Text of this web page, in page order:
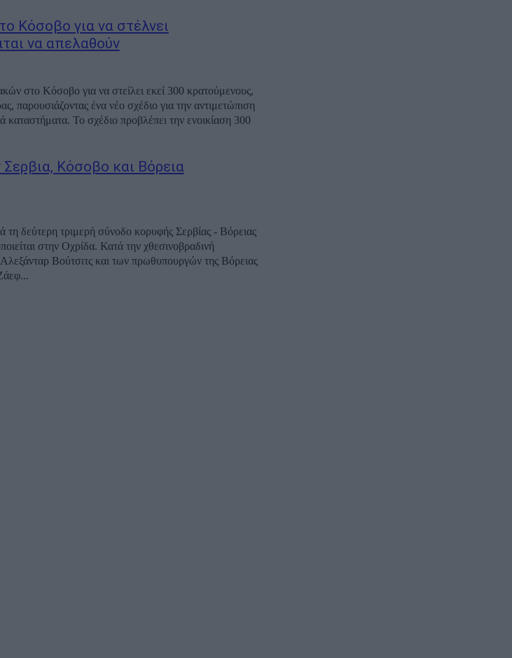
Κόσοβο για να στέλνει
να απελαθούν
στο Κόσοβο για να στείλει εκεί 300 κρατούμενους,
παρουσιάζοντας ένα νέο σχέδιο για την αντιμετώπιση
την ενοικίαση 300
Κόσοβο και Βόρεια
τη δεύτερη τριμερή σύνοδο κορυφής Σερβίας - Βόρειας
Κατά την χθεσινοβραδινή
Βούτσιτς και των πρωθυπουργών της Βόρειας